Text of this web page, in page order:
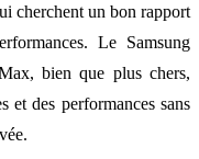
cherchent un bon rapport
Le Samsung
bien que plus chers,
et des performances sans